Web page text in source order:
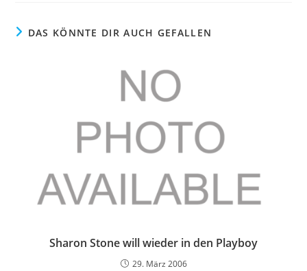
DAS KÖNNTE DIR AUCH GEFALLEN
Sharon Stone will wieder in den Playboy
29. März 2006